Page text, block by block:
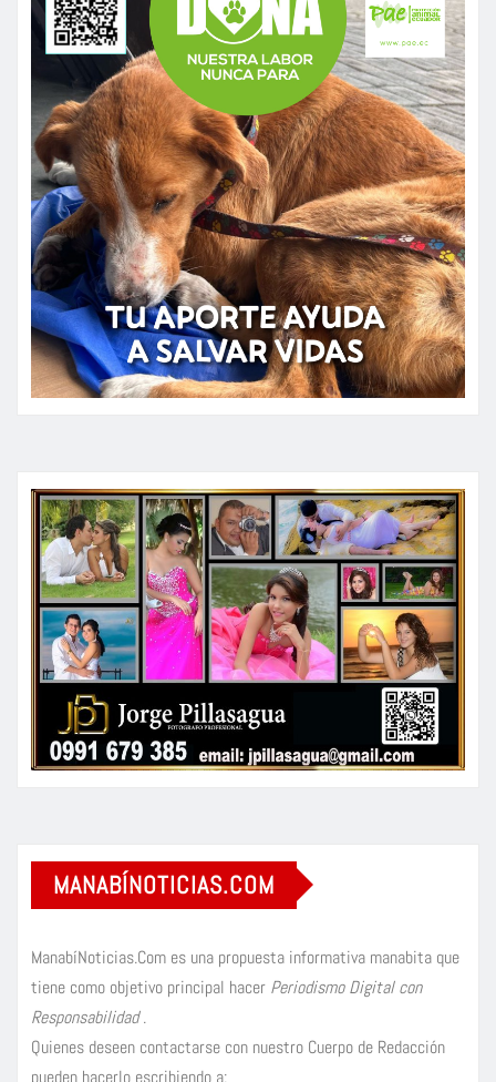
MANABÍNOTICIAS.COM
ManabíNoticias.Com es una propuesta informativa manabita que
tiene como objetivo principal hacer Periodismo Digital con
Responsabilidad.
Quienes deseen contactarse con nuestro Cuerpo de Redacción
pueden hacerlo escribiendo a: